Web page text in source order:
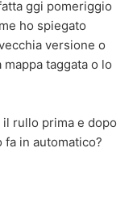
ggi pomeriggio
ho spiegato
versione o
taggata o lo
rullo prima e dopo
in automatico?